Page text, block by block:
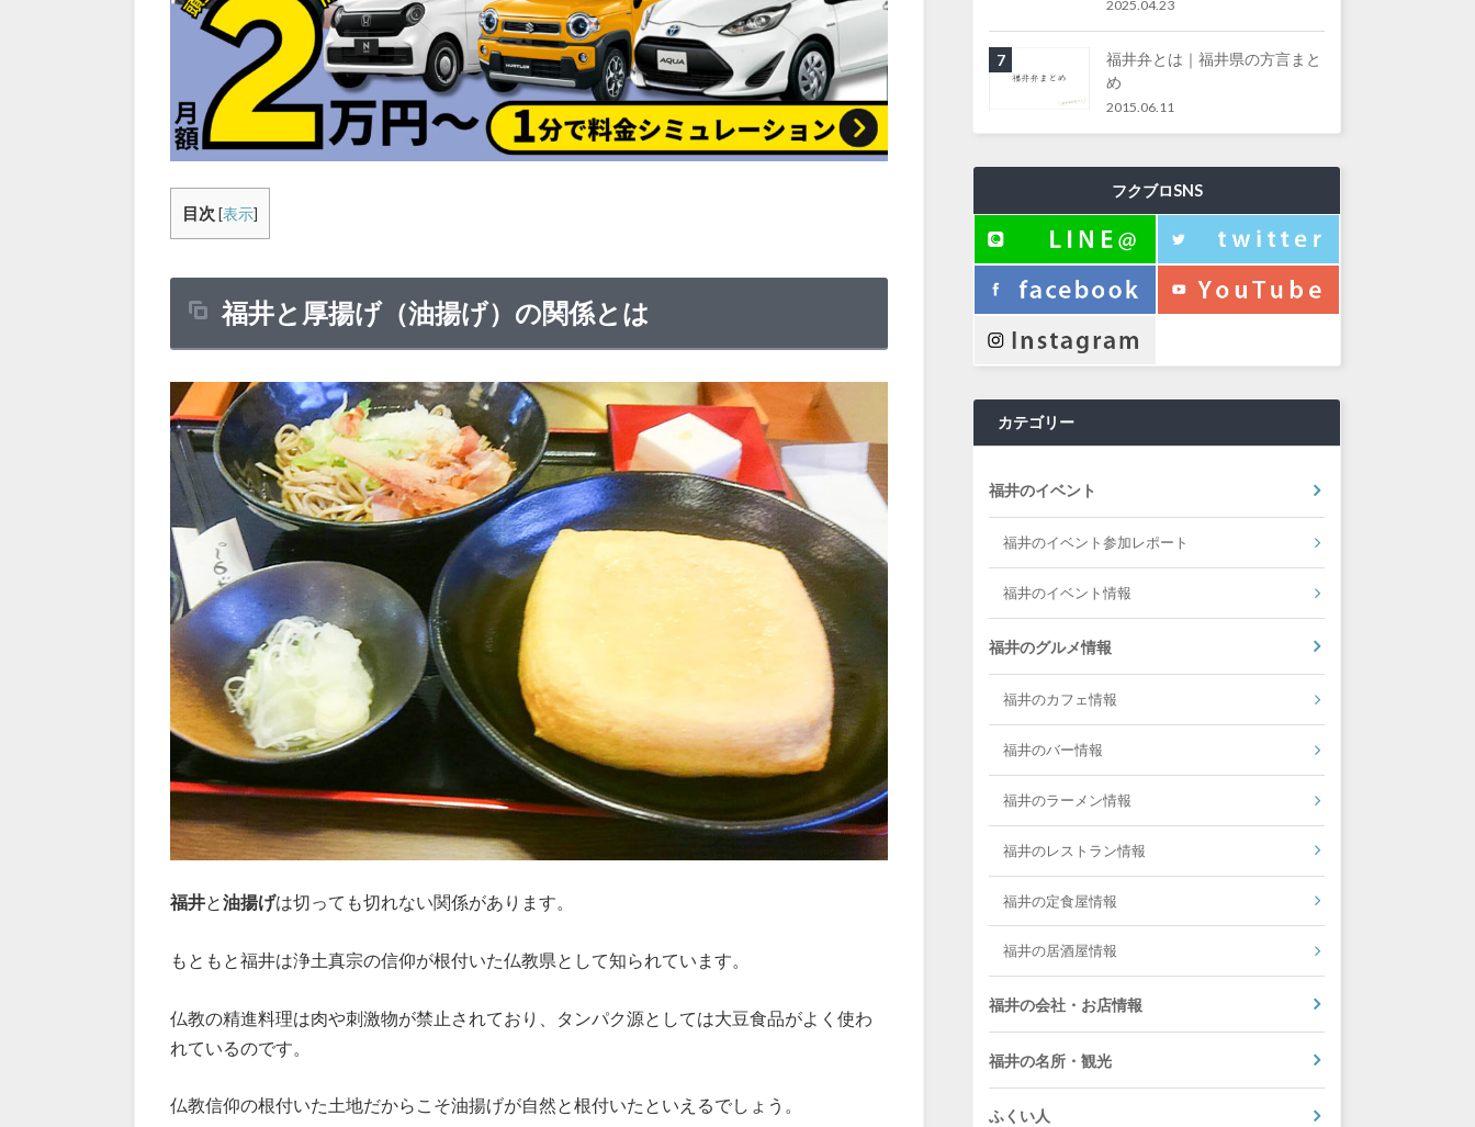
目次 [表示]
福井と厚揚げ（油揚げ）の関係とは
福井と油揚げは切っても切れない関係があります。
もともと福井は浄土真宗の信仰が根付いた仏教県として知られています。
仏教の精進料理は肉や刺激物が禁止されており、タンパク源としては大豆食品がよく使わ
れているのです。
仏教信仰の根付いた土地だからこそ油揚げが自然と根付いたといえるでしょう。
2025.04.23
7
福井弁とは｜福井県の方言まと
め
2015.06.11
フクブロSNS
カテゴリー
福井のイベント
福井のイベント参加レポート
福井のイベント情報
福井のグルメ情報
福井のカフェ情報
福井のバー情報
福井のラーメン情報
福井のレストラン情報
福井の定食屋情報
福井の居酒屋情報
福井の会社・お店情報
福井の名所・観光
ふくい人